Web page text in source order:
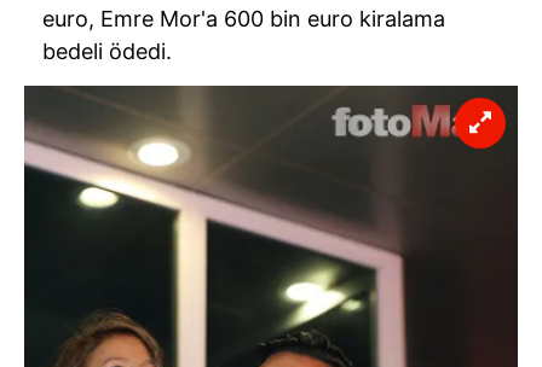
euro, Emre Mor'a 600 bin euro kiralama
bedeli ödedi.